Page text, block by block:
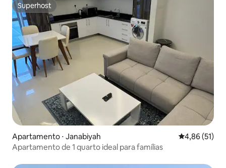
Superhost
Superhost
Apartamento ⋅ Janabiyah 4,86 de uma
4,86 (51)
Apartamento de 1 quarto ideal para famílias